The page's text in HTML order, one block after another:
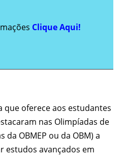
Clique Aqui!
que oferece aos estudantes
nas Olimpíadas de
OBMEP ou da OBM) a
estudos avançados em